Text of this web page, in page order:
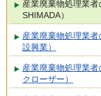
産業廃棄物処理業
SHIMADA）
産業廃棄物処理業
設興業）
産業廃棄物処理業
クローザー）